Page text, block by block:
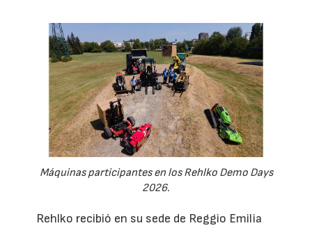
Máquinas participantes en los Rehlko Demo Days
2026.
Rehlko recibió en su sede de Reggio Emilia